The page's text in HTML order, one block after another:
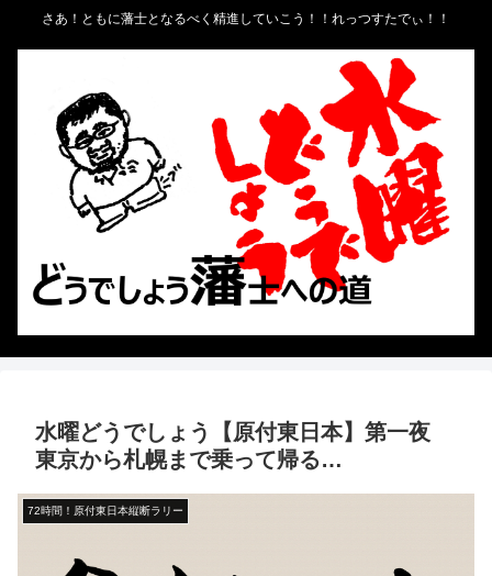
さあ！ともに藩士となるべく精進していこう！！れっつすたでぃ！！
水曜どうでしょう【原付東日本】第一夜
東京から札幌まで乗って帰る…
72時間！原付東日本縦断ラリー